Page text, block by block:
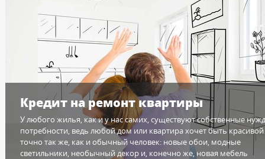
Кредит на ремонт квартиры
У любого жилья, как и у нас самих, существуют собственные
потребности, ведь любой дом или квартира хочет быть красивой
точно так же, как и обычный человек: новые обои, модные
светильники, необычный декор и, конечно же, новая мебель